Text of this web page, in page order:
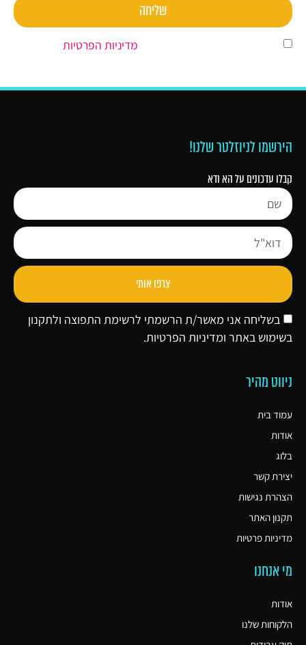
מדיניות הפרטיות
שליחה
הירשמו לניוזלטר שלנו!
קבלו עדכונים על הא ודא
בשליחה אני מאשר/ת הרשמתי לרשימת התפוצה ולתקנון
בשימוש באתר ומדיניות הפרטיות.
צרפו אותי
ניווט מהיר
עמוד בית
אודות
בלוג
יצירת קשר
הצהרת נגישות
תקנון האתר
מדיניות פרטיות
מי אנחנו
אודות
הלקוחות שלנו